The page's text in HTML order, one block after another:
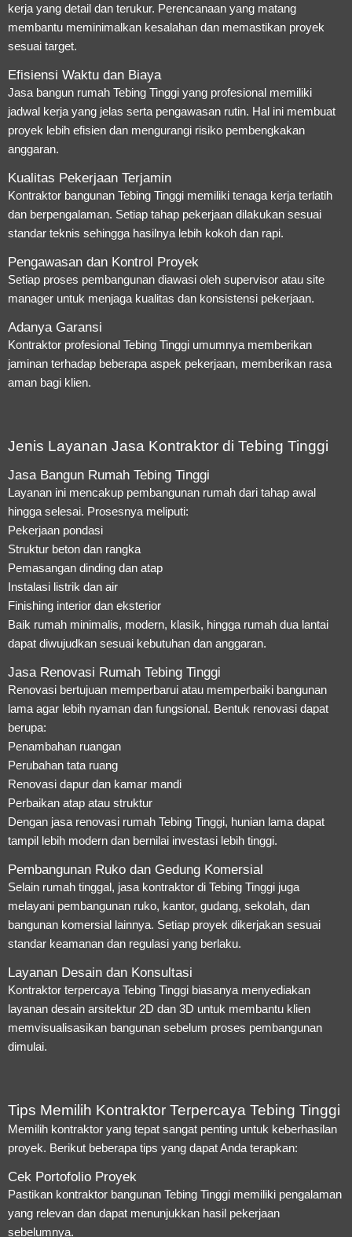
kerja yang detail dan terukur. Perencanaan yang matang
membantu meminimalkan kesalahan dan memastikan proyek
sesuai target.
Efisiensi Waktu dan Biaya
Jasa bangun rumah Tebing Tinggi yang profesional memiliki
jadwal kerja yang jelas serta pengawasan rutin. Hal ini membuat
proyek lebih efisien dan mengurangi risiko pembengkakan
anggaran.
Kualitas Pekerjaan Terjamin
Kontraktor bangunan Tebing Tinggi memiliki tenaga kerja terlatih
dan berpengalaman. Setiap tahap pekerjaan dilakukan sesuai
standar teknis sehingga hasilnya lebih kokoh dan rapi.
Pengawasan dan Kontrol Proyek
Setiap proses pembangunan diawasi oleh supervisor atau site
manager untuk menjaga kualitas dan konsistensi pekerjaan.
Adanya Garansi
Kontraktor profesional Tebing Tinggi umumnya memberikan
jaminan terhadap beberapa aspek pekerjaan, memberikan rasa
aman bagi klien.
Jenis Layanan Jasa Kontraktor di Tebing Tinggi
Jasa Bangun Rumah Tebing Tinggi
Layanan ini mencakup pembangunan rumah dari tahap awal
hingga selesai. Prosesnya meliputi:
Pekerjaan pondasi
Struktur beton dan rangka
Pemasangan dinding dan atap
Instalasi listrik dan air
Finishing interior dan eksterior
Baik rumah minimalis, modern, klasik, hingga rumah dua lantai
dapat diwujudkan sesuai kebutuhan dan anggaran.
Jasa Renovasi Rumah Tebing Tinggi
Renovasi bertujuan memperbarui atau memperbaiki bangunan
lama agar lebih nyaman dan fungsional. Bentuk renovasi dapat
berupa:
Penambahan ruangan
Perubahan tata ruang
Renovasi dapur dan kamar mandi
Perbaikan atap atau struktur
Dengan jasa renovasi rumah Tebing Tinggi, hunian lama dapat
tampil lebih modern dan bernilai investasi lebih tinggi.
Pembangunan Ruko dan Gedung Komersial
Selain rumah tinggal, jasa kontraktor di Tebing Tinggi juga
melayani pembangunan ruko, kantor, gudang, sekolah, dan
bangunan komersial lainnya. Setiap proyek dikerjakan sesuai
standar keamanan dan regulasi yang berlaku.
Layanan Desain dan Konsultasi
Kontraktor terpercaya Tebing Tinggi biasanya menyediakan
layanan desain arsitektur 2D dan 3D untuk membantu klien
memvisualisasikan bangunan sebelum proses pembangunan
dimulai.
Tips Memilih Kontraktor Terpercaya Tebing Tinggi
Memilih kontraktor yang tepat sangat penting untuk keberhasilan
proyek. Berikut beberapa tips yang dapat Anda terapkan:
Cek Portofolio Proyek
Pastikan kontraktor bangunan Tebing Tinggi memiliki pengalaman
yang relevan dan dapat menunjukkan hasil pekerjaan
sebelumnya.